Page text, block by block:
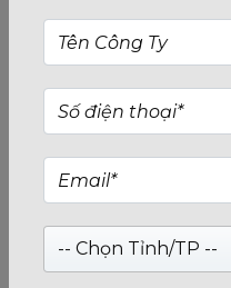
-- Chọn Tỉnh/TP --